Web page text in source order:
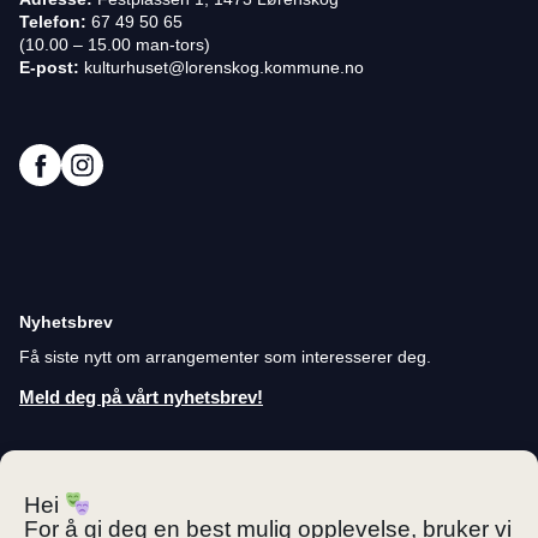
Hei
For å gi deg en best mulig opplevelse, bruker vi
Nyhetsbrev
Få siste nytt om arrangementer som interesserer deg.
Meld deg på vårt nyhetsbrev!
Cookies
Telefon: 67 49 50 65
(10.00 – 15.00 man-tors)
E-post: kulturhuset@lorenskog.kommune.no